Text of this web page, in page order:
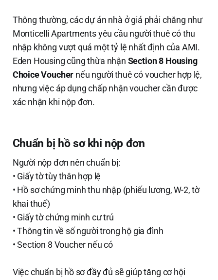
Thông thường, các dự án nhà ở giá phải chăng như
Monticelli Apartments yêu cầu người thuê có thu
nhập không vượt quá một tỷ lệ nhất định của AMI.
Eden Housing cũng thừa nhận Section 8 Housing
Choice Voucher nếu người thuê có voucher hợp lệ,
nhưng việc áp dụng chấp nhận voucher cần được
xác nhận khi nộp đơn.
Chuẩn bị hồ sơ khi nộp đơn
Người nộp đơn nên chuẩn bị:
• Giấy tờ tùy thân hợp lệ
• Hồ sơ chứng minh thu nhập (phiếu lương, W-2, tờ
khai thuế)
• Giấy tờ chứng minh cư trú
• Thông tin về số người trong hộ gia đình
• Section 8 Voucher nếu có
Việc chuẩn bị hồ sơ đầy đủ sẽ giúp tăng cơ hội